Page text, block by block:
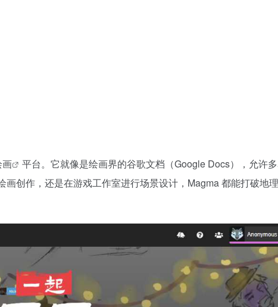
画
平台。它就像是绘画界的谷歌文档（Google Docs），允许
创作，还是在游戏工作室进行场景设计，Magma 都能打破地